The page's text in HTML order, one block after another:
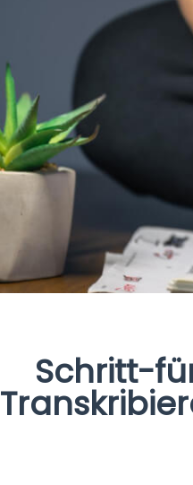
Schritt-